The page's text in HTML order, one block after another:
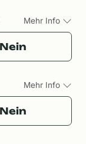
Mehr Info
Nein
Mehr Info
Nein